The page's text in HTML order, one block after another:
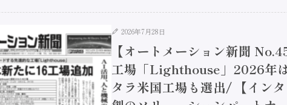
2026年7月28日
【オートメーション新聞
工場「Lighthouse」2026年
タラ米国工場も選出/ 【イン